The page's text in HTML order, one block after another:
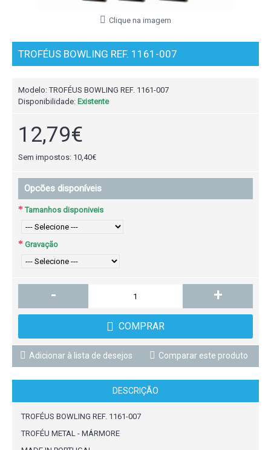
Clique na imagem
TROFÉUS BOWLING REF. 1161-007
Modelo:TROFÉUS BOWLING REF. 1161-007
Disponibilidade: Existente
12,79€
Sem impostos: 10,40€
Opcões disponíveis
Tamanhos disponiveis
Gravação
- +
COMPRAR
Adicionar à lista de desejos Comparar este produto
DESCRIÇÃO
TROFÉUS BOWLING REF. 1161-007
TROFÉU METAL - MÁRMORE